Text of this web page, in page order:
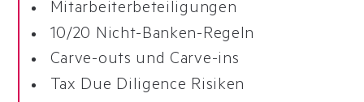
Mitarbeiterbeteiligungen
10/20 Nicht-Banken-Regeln
Carve-outs und Carve-ins
Tax Due Diligence Risiken